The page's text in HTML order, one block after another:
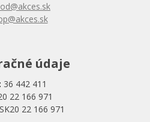
údaje
36 442 411
22 166 971
SK20 22 166 971